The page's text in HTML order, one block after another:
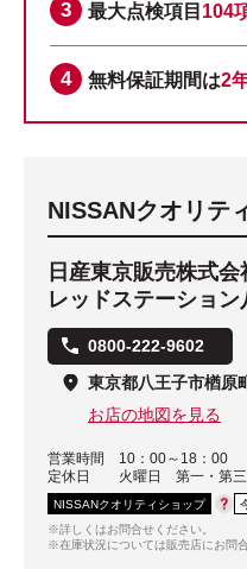
最大点検項目 104
無料保証期間は2
NISSANクオリテ
日産東京販売株式会
レッドステーショ
0800-222-9602
東京都八王子市楢原
お店の地図を見る
営業時間
10：00～18：00
定休日
火曜日 第一・第三
NISSANクオリティショップ
※詳しくはお問合せください。
※在庫状況については販売店にお問